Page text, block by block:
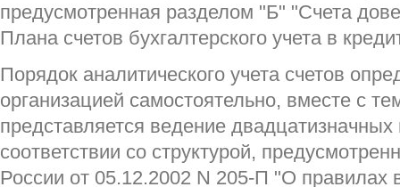
предусмотренная разделом "Б" "Счета
Плана счетов бухгалтерского учета в
Порядок аналитического учета счетов
организацией самостоятельно, вместе с
представляется ведение
соответствии со структурой,
России от 05.12.2002 N 205-П "О правилах